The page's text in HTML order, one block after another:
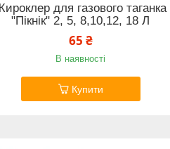
для газового таганка
"Пікнік" 2, 5, 8,10,12, 18 Л
65 ₴
В наявності
Купити